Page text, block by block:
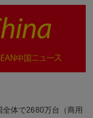
体で2680万台（商用